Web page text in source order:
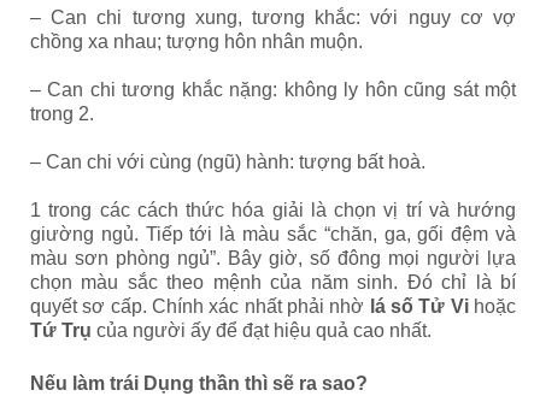
– Can chi tương xung, tương khắc: với nguy cơ vợ
chồng xa nhau; tượng hôn nhân muộn.
– Can chi tương khắc nặng: không ly hôn cũng sát một
trong 2.
– Can chi với cùng (ngũ) hành: tượng bất hoà.
1 trong các cách thức hóa giải là chọn vị trí và hướng
giường ngủ. Tiếp tới là màu sắc “chăn, ga, gối đệm và
màu sơn phòng ngủ”. Bây giờ, số đông mọi người lựa
chọn màu sắc theo mệnh của năm sinh. Đó chỉ là bí
quyết sơ cấp. Chính xác nhất phải nhờ lá số Tử Vihoặc
Tứ Trụ của người ấy để đạt hiệu quả cao nhất.
Nếu làm trái Dụng thần thì sẽ ra sao?